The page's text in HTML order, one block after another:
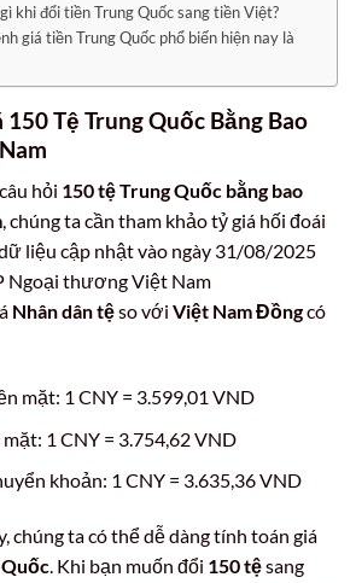
khi đổi tiền Trung Quốc sang tiền Việt?
giá tiền Trung Quốc phổ biến hiện nay là
Tệ Trung Quốc Bằng Bao
hỏi 150 tệ Trung Quốc bằng bao
, chúng ta cần tham khảo tỷ giá hối đoái
liệu cập nhật vào ngày 31/08/2025
Ngoại thương Việt Nam
Nhân dân tệso với Việt Nam Đồngcó
mặt: 1 CNY = 3.599,01 VND
1 CNY = 3.754,62 VND
khoản: 1 CNY = 3.635,36 VND
chúng ta có thể dễ dàng tính toán giá
. Khi bạn muốn đổi 150 tệsang